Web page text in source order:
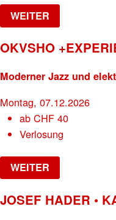
WEITER
OKVSHO
Moderner Jazz und
Montag, 07.12.2026
abCHF 40
Verlosung
WEITER
JOSEF HADER •